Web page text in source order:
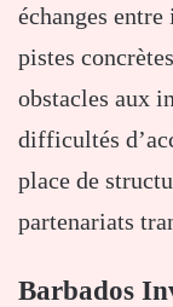
échanges
pistes
obstacles aux
difficultés
place de
partenariats
Barbados